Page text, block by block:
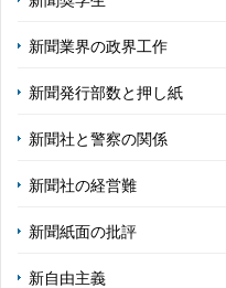
新聞業界の政界工作
新聞発行部数と押し紙
新聞社と警察の関係
新聞社の経営難
新聞紙面の批評
新自由主義